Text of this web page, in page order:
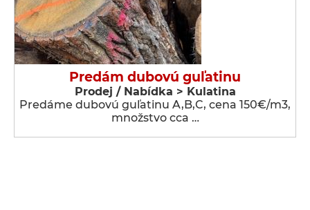
Predám dubovú guľatinu
Prodej / Nabídka > Kulatina
Predáme dubovú guľatinu A,B,C, cena 150€/m3,
množstvo cca …